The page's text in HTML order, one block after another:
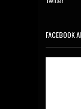
FACEBOOK